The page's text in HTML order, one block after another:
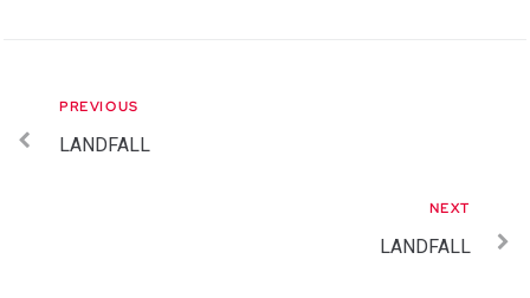
PREVIOUS
LANDFALL
NEXT
LANDFALL